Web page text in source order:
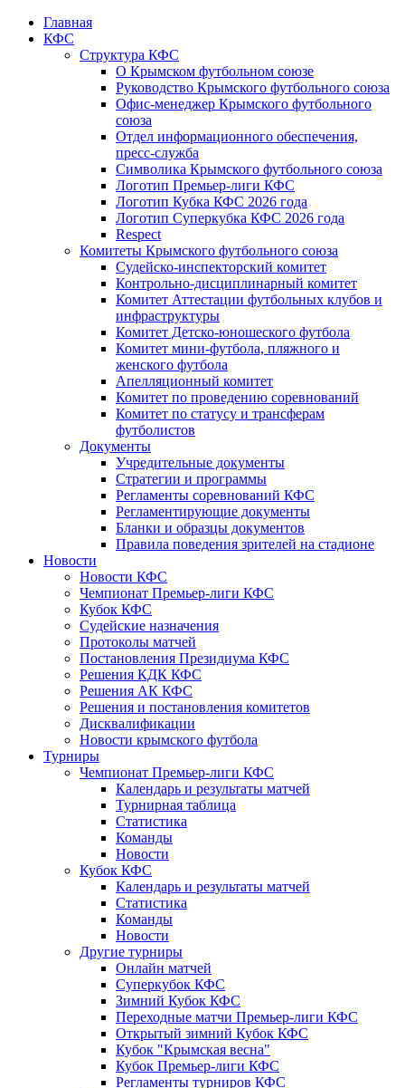
Главная
КФС
Структура КФС
О Крымском футбольном союзе
Руководство Крымского футбольного союза
Офис-менеджер Крымского футбольного
союза
Отдел информационного обеспечения,
пресс-служба
Символика Крымского футбольного союза
Логотип Премьер-лиги КФС
Логотип Кубка КФС 2026 года
Логотип Суперкубка КФС 2026 года
Respect
Комитеты Крымского футбольного союза
Судейско-инспекторский комитет
Контрольно-дисциплинарный комитет
Комитет Аттестации футбольных клубов и
инфраструктуры
Комитет Детско-юношеского футбола
Комитет мини-футбола, пляжного и
женского футбола
Апелляционный комитет
Комитет по проведению соревнований
Комитет по статусу и трансферам
футболистов
Документы
Учредительные документы
Стратегии и программы
Регламенты соревнований КФС
Регламентирующие документы
Бланки и образцы документов
Правила поведения зрителей на стадионе
Новости
Новости КФС
Чемпионат Премьер-лиги КФС
Кубок КФС
Судейские назначения
Протоколы матчей
Постановления Президиума КФС
Решения КДК КФС
Решения АК КФС
Решения и постановления комитетов
Дисквалификации
Новости крымского футбола
Турниры
Чемпионат Премьер-лиги КФС
Календарь и результаты матчей
Турнирная таблица
Статистика
Команды
Новости
Кубок КФС
Календарь и результаты матчей
Статистика
Команды
Новости
Другие турниры
Онлайн матчей
Суперкубок КФС
Зимний Кубок КФС
Переходные матчи Премьер-лиги КФС
Открытый зимний Кубок КФС
Кубок "Крымская весна"
Кубок Премьер-лиги КФС
Регламенты турниров КФС